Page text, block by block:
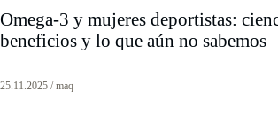
Omega-3 y mujeres deportistas:
beneficios y lo que aún no sabemos
25.11.2025 / maq